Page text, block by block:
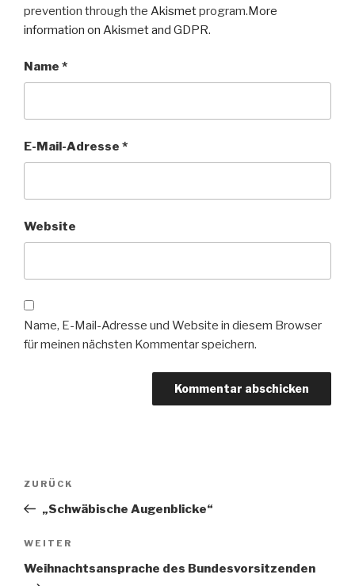
prevention through the Akismetprogram.More
information on Akismet and GDPR.
Name *
E-Mail-Adresse *
Website
Name, E-Mail-Adresse und Website in diesem Browser
für meinen nächsten Kommentar speichern.
Beitragsnavigation
Vorheriger
Beitrag
ZURÜCK
„Schwäbische Augenblicke“
Nächster
Beitrag
WEITER
Weihnachtsansprache des Bundesvorsitzenden